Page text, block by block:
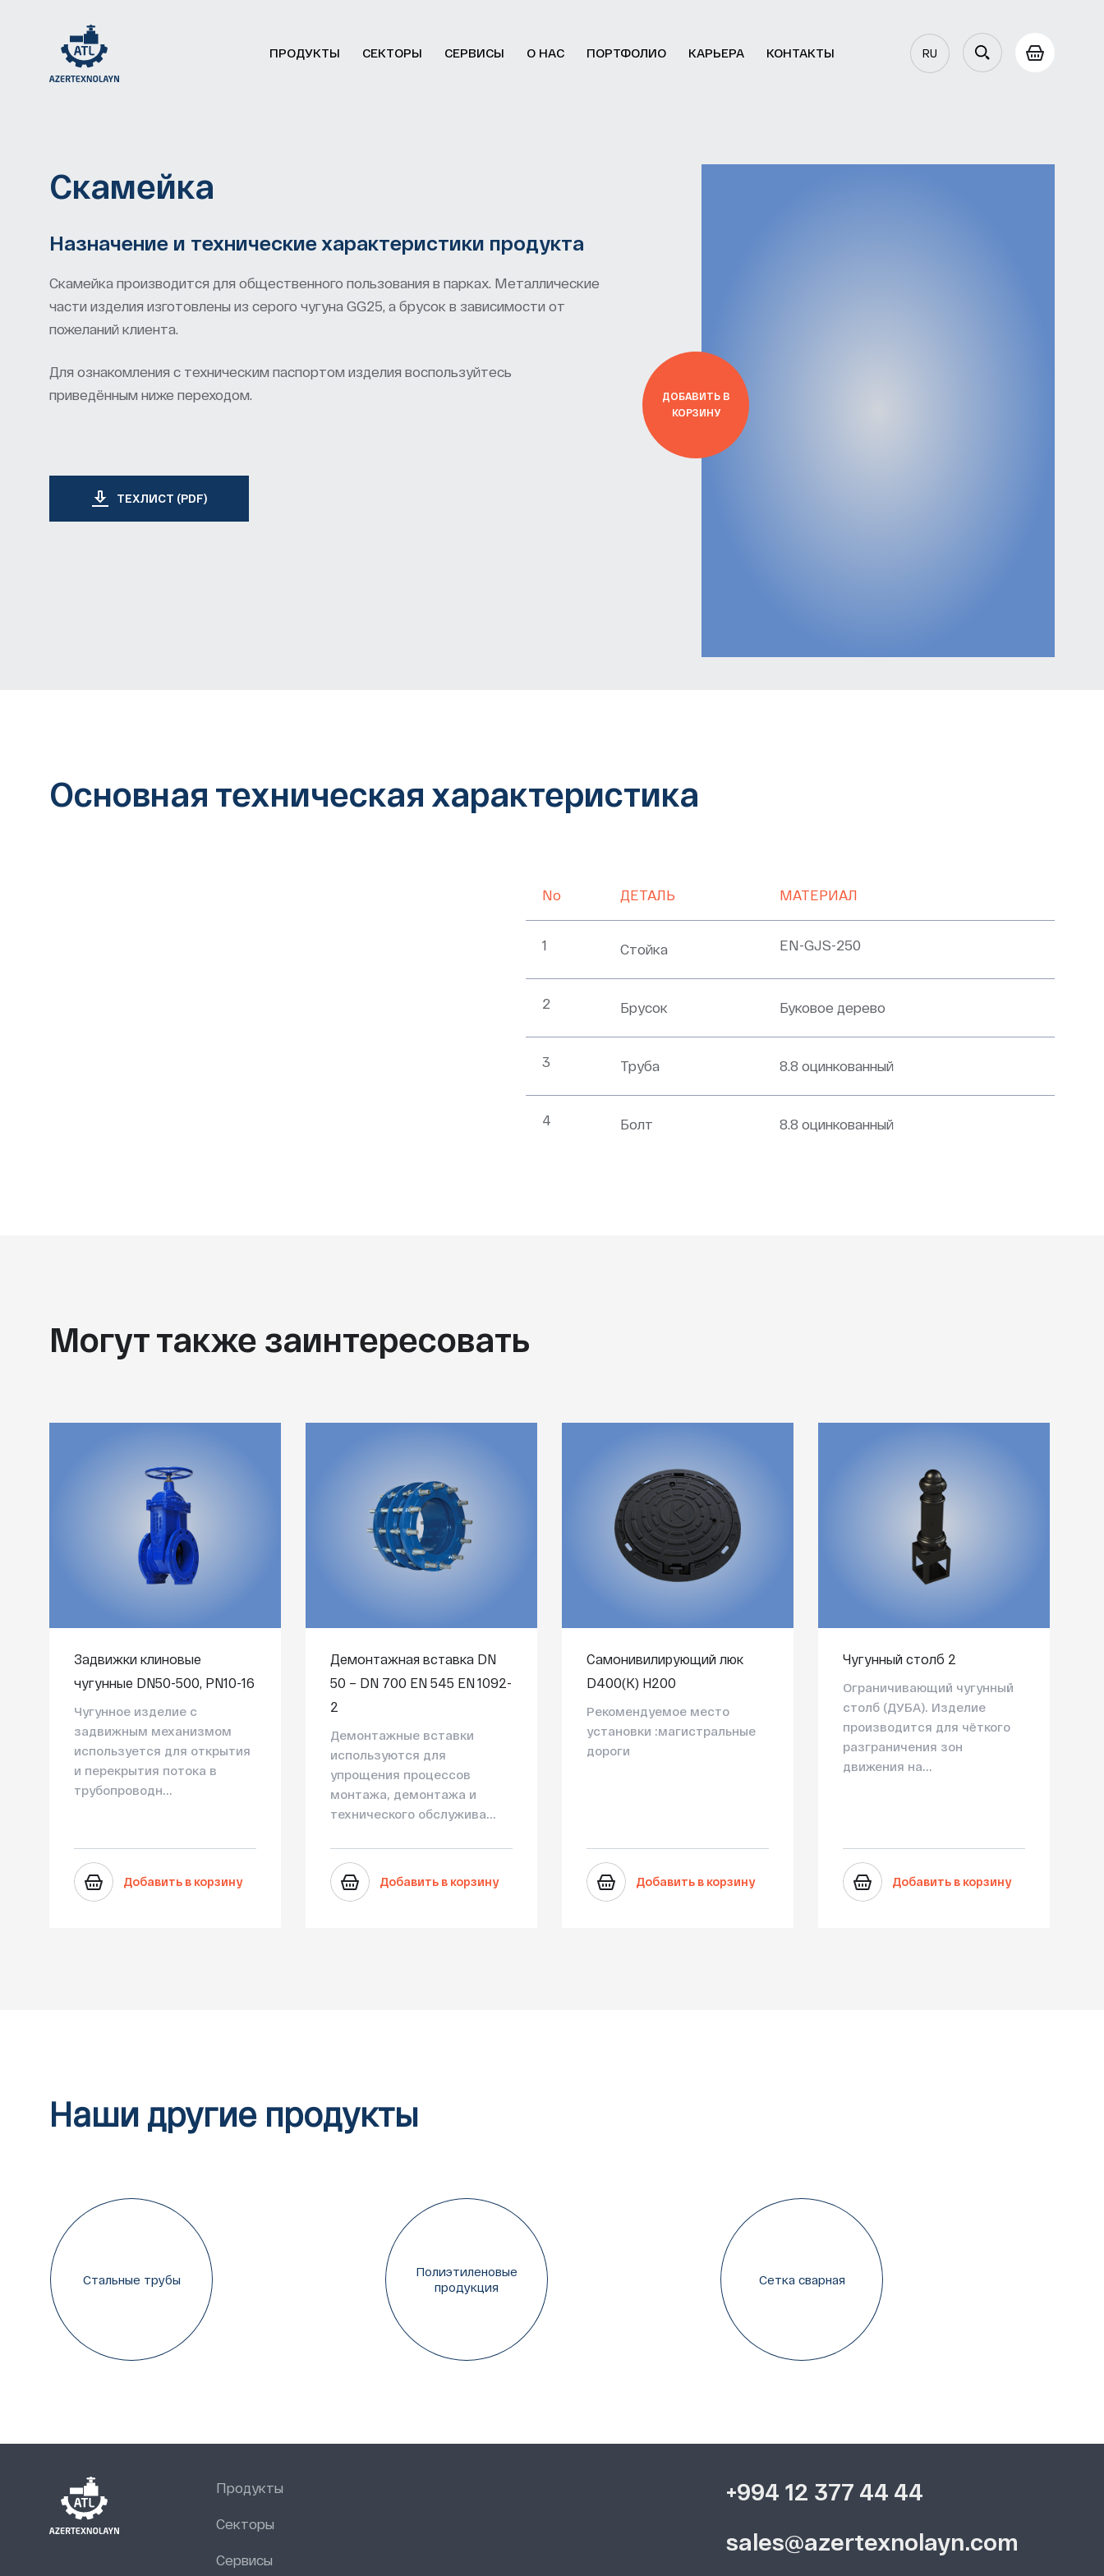
ПРОДУКТЫ СЕКТОРЫ СЕРВИСЫ О НАС ПОРТФОЛИО КАРЬЕРА КОНТАКТЫ RU
Скамейка
Назначение и технические характеристики продукта
Скамейка производится для общественного пользования в парках. Металлические
части изделия изготовлены из серого чугуна GG25, а брусок в зависимости от
пожеланий клиента.
Для ознакомления с техническим паспортом изделия воспользуйтесь
приведённым ниже переходом.
ТЕХЛИСТ (PDF)
ДОБАВИТЬ В
КОРЗИНУ
Основная техническая характеристика
No ДЕТАЛЬ МАТЕРИАЛ
1 Стойка EN-GJS-250
2 Брусок Буковое дерево
3 Труба 8.8 оцинкованный
4 Болт 8.8 оцинкованный
Могут также заинтересовать
Задвижки клиновые
чугунные DN50-500, PN10-16
Чугунное изделие с
задвижным механизмом
используется для открытия
и перекрытия потока в
трубопроводн...
Добавить в корзину
Демонтажная вставка DN
50 – DN 700 EN 545 EN 1092-
2
Демонтажные вставки
используются для
упрощения процессов
монтажа, демонтажа и
технического обслужива...
Добавить в корзину
Самонивилирующий люк
D400(K) Н200
Рекомендуемое место
установки :магистральные
дороги
Добавить в корзину
Чугунный столб 2
Ограничивающий чугунный
столб (ДУБА). Изделие
производится для чёткого
разграничения зон
движения на...
Добавить в корзину
Наши другие продукты
Стальные трубы
Полиэтиленовые
продукция
Сетка сварная
Продукты
Секторы
Сервисы
+994 12 377 44 44
sales@azertexnolayn.com